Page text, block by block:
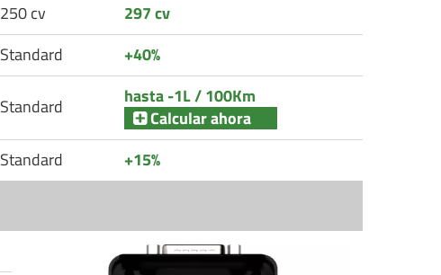
250 cv
297 cv
Standard +40%
Standard
hasta -1L / 100Km
Calcular ahora
Standard +15%